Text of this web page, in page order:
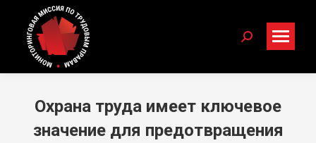
Search:
Охрана труда имеет ключевое
значение для предотвращения